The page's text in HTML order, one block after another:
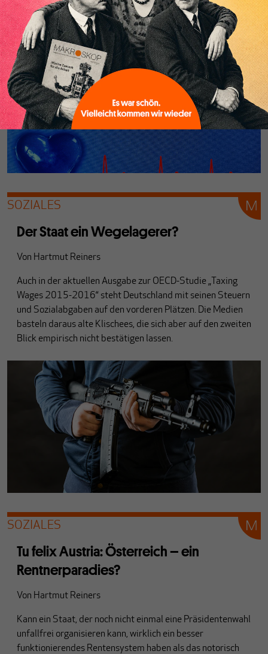
Neoliberalismus“, so war jüngst zu lesen. Eine weit
hergeholte These, die der Klarstellung bedarf.
SOZIALES
Der Staat ein Wegelagerer?
Von Hartmut Reiners
Auch in der aktuellen Ausgabe zur OECD-Studie „Taxing
Wages 2015-2016“ steht Deutschland mit seinen Steuern
und Sozialabgaben auf den vorderen Plätzen. Die Medien
basteln daraus alte Klischees, die sich aber auf den zweiten
Blick empirisch nicht bestätigen lassen.
SOZIALES
Tu felix Austria: Österreich – ein
Rentnerparadies?
Von Hartmut Reiners
Kann ein Staat, der noch nicht einmal eine Präsidentenwahl
unfallfrei organisieren kann, wirklich ein besser
funktionierendes Rentensystem haben als das notorisch